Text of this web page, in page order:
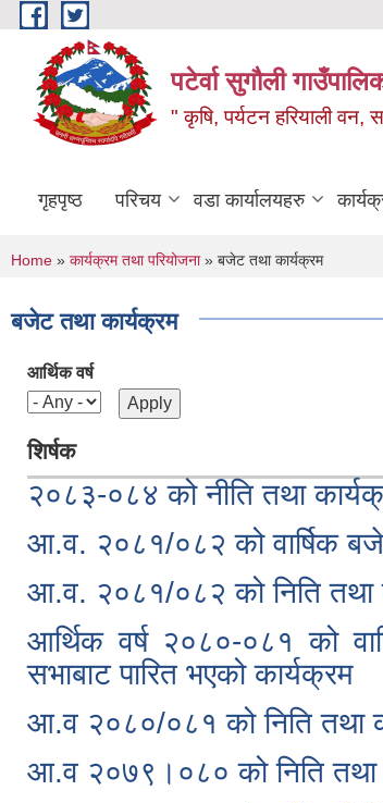
Skip to main content
पटेर्वा सुगौली
" कृषि, पर्यटन हरियाली वन,
गृहपृष्ठ परिचय वडा कार्यालयहरु
You are here
Home » कार्यक्रम तथा परियोजना» बजेट तथा कार्यक्रम
बजेट तथा कार्यक्रम
आर्थिक वर्ष
शिर्षक
२०८३-०८४ को नीति तथा
आ.व. २०८१/०८२ को वार्षिक
आ.व. २०८१/०८२ को निति तथा
आर्थिक वर्ष २०८०-०८१ को
सभाबाट पारित भएको कार्यक्रम
आ.व २०८०/०८१ को निति तथा
आ.व २०७९।०८० को निति तथा